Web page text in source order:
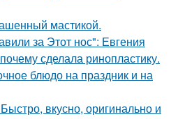
мастикой.
за Этот нос": Евгения
сделала ринопластику.
блюдо на праздник и на
вкусно, оригинально и